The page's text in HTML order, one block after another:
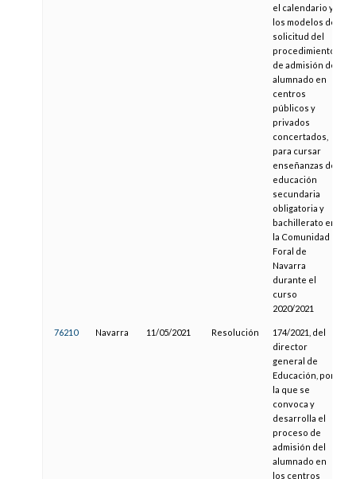
el calendario y
los modelos de
solicitud del
procedimiento
de admisión de
alumnado en
centros
públicos y
privados
concertados,
para cursar
enseñanzas de
educación
secundaria
obligatoria y
bachillerato en
la Comunidad
Foral de
Navarra
durante el
curso
2020/2021
76210 Navarra 11/05/2021 Resolución
174/2021, del
director
general de
Educación, por
la que se
convoca y
desarrolla el
proceso de
admisión del
alumnado en
los centros